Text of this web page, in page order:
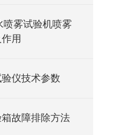
喷雾试验机喷雾
用
仪技术参数
故障排除方法